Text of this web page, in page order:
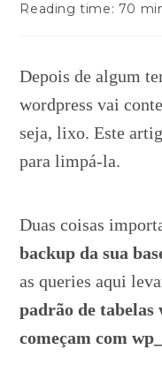
Reading time: 70
Depois de algum
wordpress vai
seja, lixo. Este
para limpá-la.
Duas coisas
backup da sua
as queries aqui
padrão de tabelas
começam com wp_